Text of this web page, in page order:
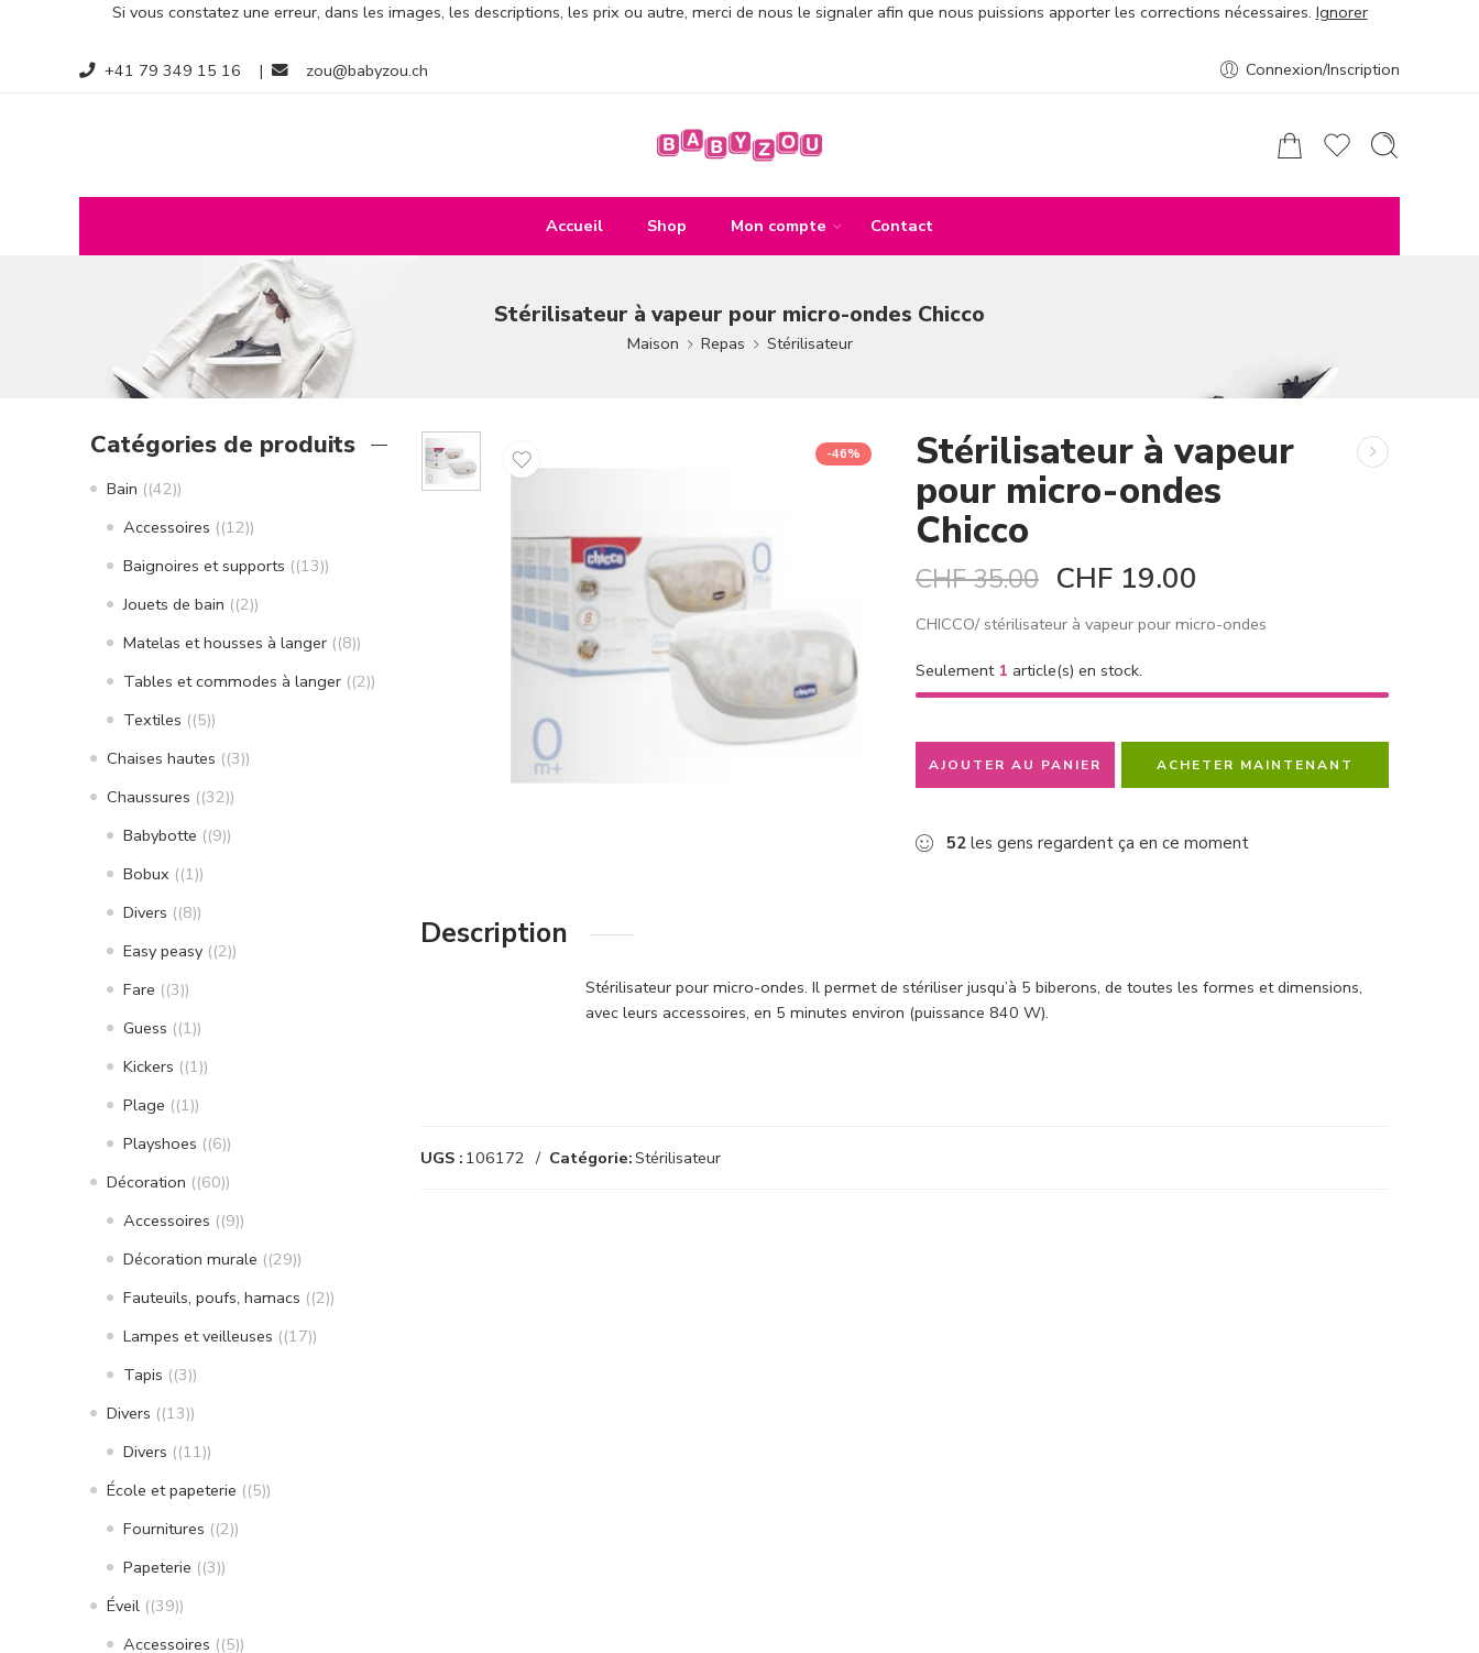
Si vous constatez une erreur, dans les images, les descriptions, les prix ou autre, merci de nous le signaler afin que nous puissions apporter les corrections nécessaires. Ignorer
+41 79 349 15 16 | zou@babyzou.ch Connexion/Inscription
Accueil Shop Mon compte Contact
Stérilisateur à vapeur pour micro-ondes Chicco
Maison Repas Stérilisateur
-46% Stérilisateur à vapeur
pour micro-ondes
Chicco
CHF35.00 CHF 19.00
CHICCO/ stérilisateur à vapeur pour micro-ondes
Seulement 1 article(s) en stock.
AJOUTER AU PANIER ACHETER MAINTENANT
52 les gens regardent ça en ce moment
Description
Stérilisateur pour micro-ondes. Il permet de stériliser jusqu’à 5 biberons, de toutes les formes et dimensions,
avec leurs accessoires, en 5 minutes environ (puissance 840 W).
UGS : 106172 Catégorie:Stérilisateur
Catégories de produits
Bain (42)
Accessoires (12)
Baignoires et supports (13)
Jouets de bain (2)
Matelas et housses à langer (8)
Tables et commodes à langer (2)
Textiles (5)
Chaises hautes (3)
Chaussures (32)
Babybotte (9)
Bobux (1)
Divers (8)
Easy peasy (2)
Fare (3)
Guess (1)
Kickers (1)
Plage (1)
Playshoes (6)
Décoration (60)
Accessoires (9)
Décoration murale (29)
Fauteuils, poufs, hamacs (2)
Lampes et veilleuses (17)
Tapis (3)
Divers (13)
Divers (11)
École et papeterie (5)
Fournitures (2)
Papeterie (3)
Éveil (39)
Accessoires (5)